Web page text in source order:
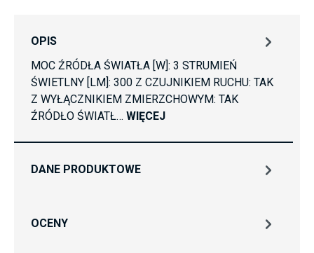
OPIS
MOC ŹRÓDŁA ŚWIATŁA [W]: 3 STRUMIEŃ
ŚWIETLNY [LM]: 300 Z CZUJNIKIEM RUCHU: TAK
Z WYŁĄCZNIKIEM ZMIERZCHOWYM: TAK
ŹRÓDŁO ŚWIATŁ… WIĘCEJ
DANE PRODUKTOWE
OCENY